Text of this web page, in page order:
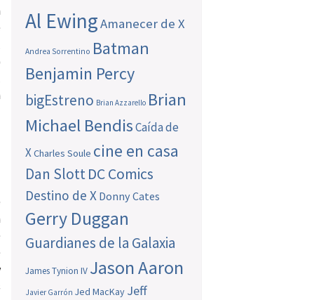
Al EwingAmanecer de X
Andrea Sorrentino Batman
Benjamin Percy
bigEstreno Brian Azzarello Brian
Michael BendisCaída de
XCharles Soule cine en casa
Dan SlottDC Comics
Destino de X Donny Cates
Gerry Duggan
Guardianes de la Galaxia
James Tynion IV Jason Aaron
Javier Garrón Jed MacKay Jeff